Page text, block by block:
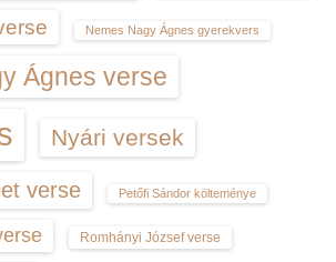
Nemes Nagy Ágnes gyerekvers
Ágnes verse
Nyári versek
verse Petőfi Sándor költeménye
Romhányi József verse